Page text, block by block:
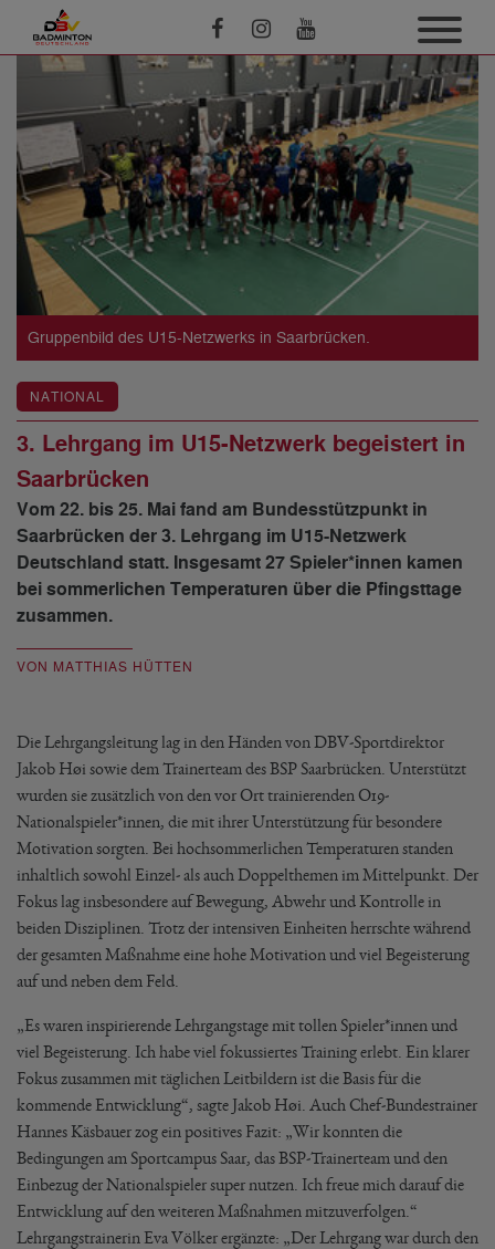
Gruppenbild des U15-Netzwerks in Saarbrücken.
NATIONAL
3. Lehrgang im U15-Netzwerk begeistert in
Saarbrücken
Vom 22. bis 25. Mai fand am Bundesstützpunkt in
Saarbrücken der 3. Lehrgang im U15-Netzwerk
Deutschland statt. Insgesamt 27 Spieler*innen kamen
bei sommerlichen Temperaturen über die Pfingsttage
zusammen.
VON MATTHIAS HÜTTEN
Die Lehrgangsleitung lag in den Händen von DBV-Sportdirektor
Jakob Høi sowie dem Trainerteam des BSP Saarbrücken. Unterstützt
wurden sie zusätzlich von den vor Ort trainierenden O19-
Nationalspieler*innen, die mit ihrer Unterstützung für besondere
Motivation sorgten. Bei hochsommerlichen Temperaturen standen
inhaltlich sowohl Einzel- als auch Doppelthemen im Mittelpunkt. Der
Fokus lag insbesondere auf Bewegung, Abwehr und Kontrolle in
beiden Disziplinen. Trotz der intensiven Einheiten herrschte während
der gesamten Maßnahme eine hohe Motivation und viel Begeisterung
auf und neben dem Feld.
„Es waren inspirierende Lehrgangstage mit tollen Spieler*innen und
viel Begeisterung. Ich habe viel fokussiertes Training erlebt. Ein klarer
Fokus zusammen mit täglichen Leitbildern ist die Basis für die
kommende Entwicklung“, sagte Jakob Høi. Auch Chef-Bundestrainer
Hannes Käsbauer zog ein positives Fazit: „Wir konnten die
Bedingungen am Sportcampus Saar, das BSP-Trainerteam und den
Einbezug der Nationalspieler super nutzen. Ich freue mich darauf die
Entwicklung auf den weiteren Maßnahmen mitzuverfolgen.“
Lehrgangstrainerin Eva Völker ergänzte: „Der Lehrgang war durch den